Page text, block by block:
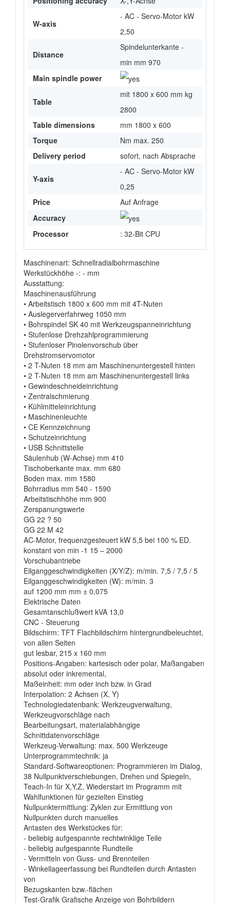
W-axis
- AC - Servo-Motor kW
2,50
Distance
Spindelunterkante -
min mm 970
Main spindle power
Table
mit 1800 x 600 mm kg
2800
Table dimensions
mm 1800 x 600
Torque
Nm max. 250
Delivery period
sofort, nach Absprache
Y-axis
- AC - Servo-Motor kW
0,25
Price
Auf Anfrage
Accuracy
Processor
: 32-Bit CPU
Maschinenart: Schnellradialbohrmaschine
Werkstückhöhe -: - mm
Ausstattung:
Maschinenausführung
• Arbeitstisch 1800 x 600 mm mit 4T-Nuten
• Auslegerverfahrweg 1050 mm
• Bohrspindel SK 40 mit Werkzeugspanneinrichtung
• Stufenlose Drehzahlprogrammierung
• Stufenloser Pinolenvorschub über
Drehstromservomotor
• 2 T-Nuten 18 mm am Maschinenuntergestell hinten
• 2 T-Nuten 18 mm am Maschinenuntergestell links
• Gewindeschneideinrichtung
• Zentralschmierung
• Kühlmitteleinrichtung
• Maschinenleuchte
• CE Kennzeichnung
• Schutzeinrichtung
• USB Schnittstelle
Säulenhub (W-Achse) mm 410
Tischoberkante max. mm 680
Boden max. mm 1580
Bohrradius mm 540 - 1590
Arbeitstischhöhe mm 900
Zerspanungswerte
GG 22 ? 50
GG 22 M 42
AC-Motor, frequenzgesteuert kW 5,5 bei 100 % ED.
konstant von min -1 15 – 2000
Vorschubantriebe
Eilganggeschwindigkeiten (X/Y/Z): m/min. 7,5 / 7,5 / 5
Eilganggeschwindigkeiten (W): m/min. 3
auf 1200 mm mm ± 0,075
Elektrische Daten
Gesamtanschlußwert kVA 13,0
CNC - Steuerung
Bildschirm: TFT Flachbildschirm hintergrundbeleuchtet,
von allen Seiten
gut lesbar, 215 x 160 mm
Positions-Angaben: kartesisch oder polar, Maßangaben
absolut oder inkremental,
Maßeinheit: mm oder inch bzw. in Grad
Interpolation: 2 Achsen (X, Y)
Technologiedatenbank: Werkzeugverwaltung,
Werkzeugvorschläge nach
Bearbeitungsart, materialabhängige
Schnittdatenvorschläge
Werkzeug-Verwaltung: max. 500 Werkzeuge
Unterprogrammtechnik: ja
Standard-Softwareoptionen: Programmieren im Dialog,
38 Nullpunktverschiebungen, Drehen und Spiegeln,
Teach-In für X,Y,Z, Wiederstart im Programm mit
Wahlfunktionen für gezielten Einstieg
Nullpunktermittlung: Zyklen zur Ermittlung von
Nullpunkten durch manuelles
Antasten des Werkstückes für:
- beliebig aufgespannte rechtwinklige Teile
- beliebig aufgespannte Rundteile
- Vermitteln von Guss- und Brennteilen
- Winkellageerfassung bei Rundteilen durch Antasten
von
Bezugskanten bzw.-flächen
Test-Grafik Grafische Anzeige von Bohrbildern